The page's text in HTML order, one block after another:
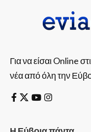
Για να είσαι Online
νέα από όλη την